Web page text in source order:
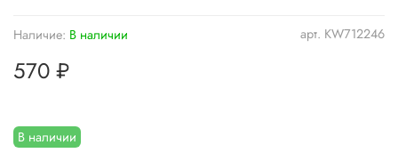
арт. KW712246
Наличие: В наличии
В наличии
570 ₽